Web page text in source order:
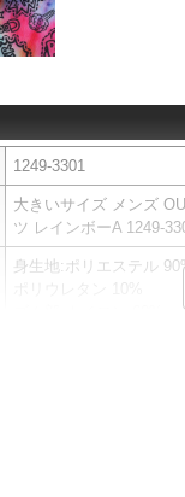
1249-3301
大きいサイズ メンズ
ツ レインボーA 1249-
身生地:ポリエステル
商品画像と実際の商品